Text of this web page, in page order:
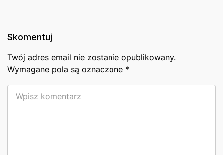
Skomentuj
Twój adres email nie zostanie opublikowany.
Wymagane pola są oznaczone *